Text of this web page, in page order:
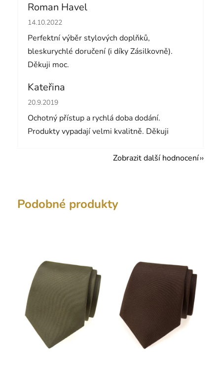
Roman Havel
Hodnocení obchodu je 5 z 5 hvězdiček.
14.10.2022
Perfektní výběr stylových doplňků,
bleskurychlé doručení (i díky Zásilkovně).
Děkuji moc.
Kateřina
Hodnocení obchodu je 5 z 5 hvězdiček.
20.9.2019
Ochotný přístup a rychlá doba dodání.
Produkty vypadají velmi kvalitně. Děkuji
Zobrazit další hodnocení
Podobné produkty